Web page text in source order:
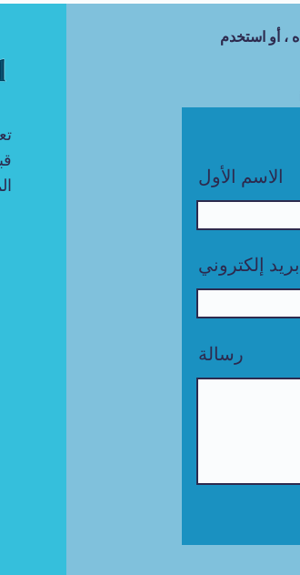
، أو استخدم
الاسم الأول
بريد إلكتروني
رسالة